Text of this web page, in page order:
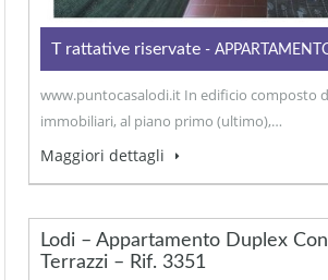
Trattative riservate -
www.puntocasalodi.it In edificio composto
immobiliari, al piano primo (ultimo),…
Maggiori dettagli
Lodi – Appartamento Duplex
Terrazzi – Rif. 3351